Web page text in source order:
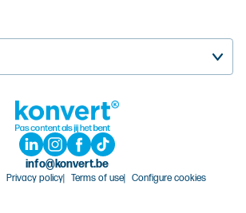
info@konvert.be
Privacy policy Terms of use Configure cookies